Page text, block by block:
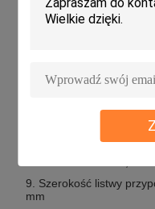
5. Wymiary panelu
mniejsza niż 25 mm;
równoległe, podczas
7. Maksymalna
9. Szerokość listwy
mm